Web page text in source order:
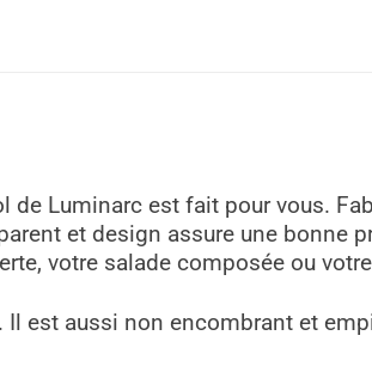
de Luminarc est fait pour vous.
et design assure une bonne
votre salade composée ou
est aussi non encombrant et